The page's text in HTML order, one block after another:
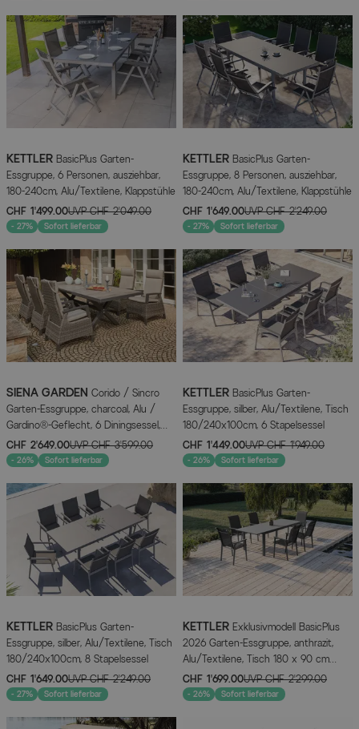
KETTLER BasicPlus Garten-
Essgruppe, 6 Personen, ausziehbar,
180-240cm, Alu/Textilene, Klappstühle
CHF 1’499.00UVPCHF 2’049.00
- 27% Sofort lieferbar
KETTLER BasicPlus Garten-
Essgruppe, 8 Personen, ausziehbar,
180-240cm, Alu/Textilene, Klappstühle
CHF 1’649.00UVPCHF 2’249.00
- 27% Sofort lieferbar
SIENA GARDEN Corido / Sincro
Garten-Essgruppe, charcoal, Alu /
Gardino®-Geflecht, 6 Diningsessel,
Ausziehtisch 200/260 x 100 cm
CHF 2’649.00UVPCHF 3’599.00
- 26% Sofort lieferbar
KETTLER BasicPlus Garten-
Essgruppe, silber, Alu/Textilene, Tisch
180/240x100cm, 6 Stapelsessel
CHF 1’449.00UVPCHF 1’949.00
- 26% Sofort lieferbar
KETTLER BasicPlus Garten-
Essgruppe, silber, Alu/Textilene, Tisch
180/240x100cm, 8 Stapelsessel
CHF 1’649.00UVPCHF 2’249.00
- 27% Sofort lieferbar
KETTLER Exklusivmodell BasicPlus
2026 Garten-Essgruppe, anthrazit,
Alu/Textilene, Tisch 180 x 90 cm
ausziehbar auf 240 cm, 6 Stapelstühle
CHF 1’699.00UVPCHF 2’299.00
- 26% Sofort lieferbar